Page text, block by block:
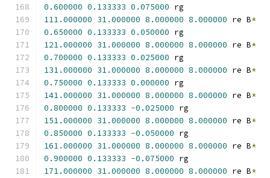
0.600000 0.133333 0.075000 rg
111.000000 31.000000 8.000000 8.000000 re B*
0.650000 0.133333 0.050000 rg
121.000000 31.000000 8.000000 8.000000 re B*
0.700000 0.133333 0.025000 rg
131.000000 31.000000 8.000000 8.000000 re B*
0.750000 0.133333 0.000000 rg
141.000000 31.000000 8.000000 8.000000 re B*
0.800000 0.133333 -0.025000 rg
151.000000 31.000000 8.000000 8.000000 re B*
0.850000 0.133333 -0.050000 rg
161.000000 31.000000 8.000000 8.000000 re B*
0.900000 0.133333 -0.075000 rg
171.000000 31.000000 8.000000 8.000000 re B*